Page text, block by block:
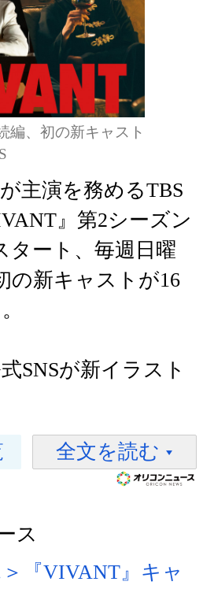
編、初の新キャスト
主演を務めるTBS
』第2シーズン
タート、毎週日曜
の新キャストが16
SNSが新イラスト
全文を読む
ス
『VIVANT』キャ